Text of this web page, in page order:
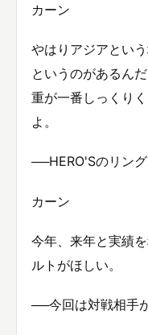
カーン
やはりアジアとい
というのがあるん
重が一番しっくり
よ。
──HERO'Sのリン
カーン
今年、来年と実績
ルトがほしい。
──今回は対戦相手